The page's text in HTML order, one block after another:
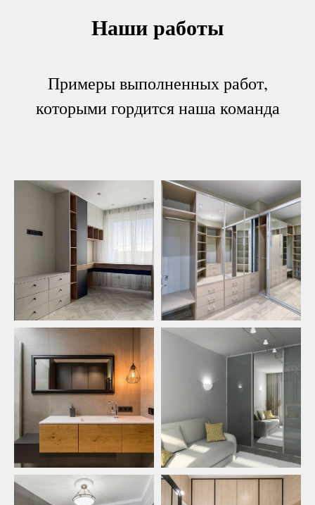
Наши работы
Примеры выполненных работ,
которыми гордится наша команда